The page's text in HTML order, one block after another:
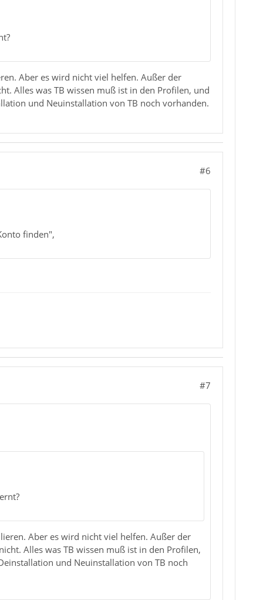
Aber es wird nicht viel helfen. Außer der
Alles was TB wissen muß ist in den Profilen, und
und Neuinstallation von TB noch vorhanden.
#6
finden",
#7
Aber es wird nicht viel helfen. Außer der
Alles was TB wissen muß ist in den Profilen,
und Neuinstallation von TB noch